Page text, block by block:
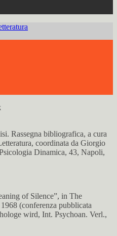
Rassegna bibliografica, a cura
coordinata da Giorgio
Dinamica, 43, Napoli,
of Silence”, in The
(conferenza pubblicata
wird, Int. Psychoan. Verl.,